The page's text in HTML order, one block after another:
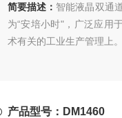
简要描述： 智能液晶双通
为“安培小时"，广泛应用
术有关的工业生产管理上。
产品型号：DM1460